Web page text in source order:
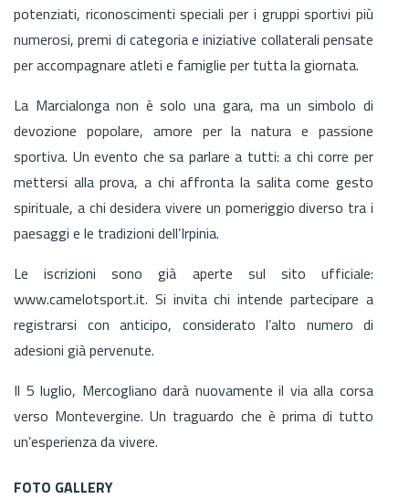
potenziati, riconoscimenti speciali per i gruppi sportivi più
numerosi, premi di categoria e iniziative collaterali pensate
per accompagnare atleti e famiglie per tutta la giornata.
La Marcialonga non è solo una gara, ma un simbolo di
devozione popolare, amore per la natura e passione
sportiva. Un evento che sa parlare a tutti: a chi corre per
mettersi alla prova, a chi affronta la salita come gesto
spirituale, a chi desidera vivere un pomeriggio diverso tra i
paesaggi e le tradizioni dell’Irpinia.
Le iscrizioni sono già aperte sul sito ufficiale:
www.camelotsport.it. Si invita chi intende partecipare a
registrarsi con anticipo, considerato l’alto numero di
adesioni già pervenute.
Il 5 luglio, Mercogliano darà nuovamente il via alla corsa
verso Montevergine. Un traguardo che è prima di tutto
un’esperienza da vivere.
FOTO GALLERY